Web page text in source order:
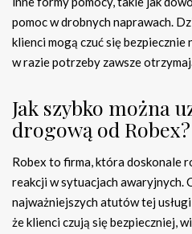
pomoc w drobnych naprawach.
klienci mogą czuć się bezpiecznie
w razie potrzeby zawsze
Jak szybko można
drogową od Robex?
Robex to firma, która doskonale
reakcji w sytuacjach awaryjnych.
najważniejszych atutów tej
że klienci czują się bezpieczniej,